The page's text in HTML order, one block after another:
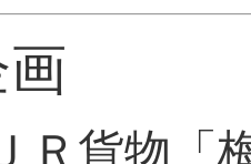
Ｒ貨物「